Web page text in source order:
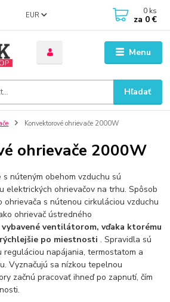
Menu
EUR
Hľadať
0 ks
za 0 €
Konvektorové ohrievače 2000W
ohrievače 2000W
núteným obehom vzduchu sú
elektrických ohrievačov na trhu. Spôsob
ohrievača s nútenou cirkuláciou vzduchu
ohrievač ústredného
ventilátorom, vďaka ktorému
po miestnosti . Spravidla sú
napájania, termostatom a
Vyznačujú sa nízkou tepelnou
začnú pracovať ihneď po zapnutí, čím